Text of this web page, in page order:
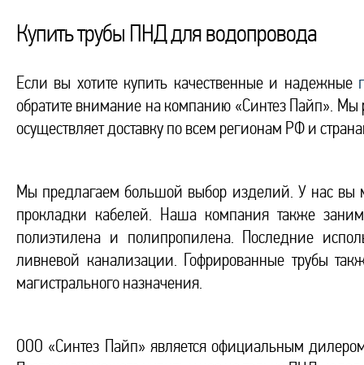
Купить трубы ПНД для водопровода
Если вы хотите купить качественные и надежные
обратите внимание на компанию «Синтез Пайп».
осуществляет доставку по всем регионам РФ и
Мы предлагаем большой выбор изделий. У нас вы
прокладки кабелей. Наша компания также
полиэтилена и полипропилена. Последние
ливневой канализации. Гофрированные трубы
магистрального назначения.
ООО «Синтез Пайп» является официальным